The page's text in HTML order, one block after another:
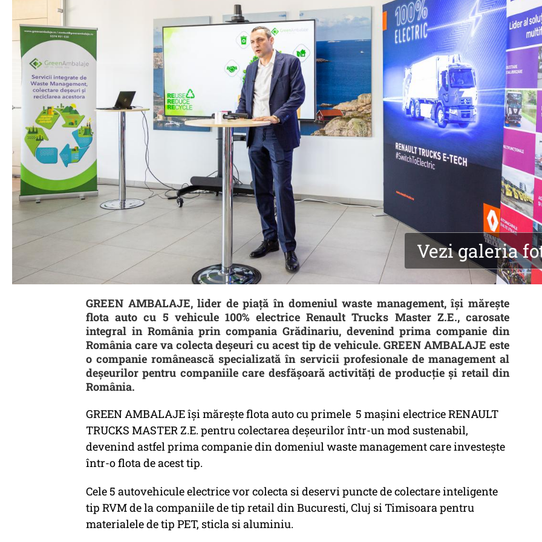
Vezi galeria
GREEN AMBALAJE, lider de piață în domeniul waste management, își mărește
flota auto cu 5 vehicule 100% electrice Renault Trucks Master Z.E., carosate
integral in România prin compania Grădinariu, devenind prima companie din
România care va colecta deșeuri cu acest tip de vehicule. GREEN AMBALAJE este
o companie românească specializată în servicii profesionale de management al
deşeurilor pentru companiile care desfăşoară activităţi de producţie şi retail din
România.
GREEN AMBALAJE își mărește flota auto cu primele 5 mașini electrice RENAULT
TRUCKS MASTER Z.E. pentru colectarea deșeurilor într-un mod sustenabil,
devenind astfel prima companie din domeniul waste management care investește
într-o flota de acest tip.
Cele 5 autovehicule electrice vor colecta si deservi puncte de colectare inteligente
tip RVM de la companiile de tip retail din Bucuresti, Cluj si Timisoara pentru
materialele de tip PET, sticla si aluminiu.